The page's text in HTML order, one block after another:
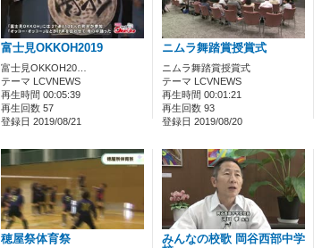
富士見OKKOH2019
富士見OKKOH20…
テーマ LCVNEWS
再生時間 00:05:39
再生回数 57
登録日 2019/08/21
ニムラ舞踏賞授賞式
ニムラ舞踏賞授賞式
テーマ LCVNEWS
再生時間 00:01:21
再生回数 93
登録日 2019/08/20
穂屋祭体育祭
みんなの校歌 岡谷西部中学